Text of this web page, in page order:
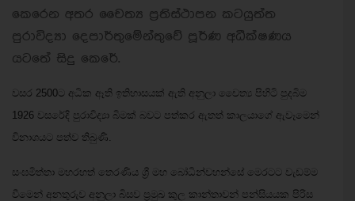
කෙරෙන අතර චෛත්‍ය ප්‍රතිස්ථාපන කටයුත්ත
පුරාවිද්‍යා දෙපාර්තුමේන්තුවේ පූර්ණ අධීක්ෂණය
යටතේ සිදු කෙරේ.
වසර 2500ට අධික ඈති ඉතිහාසයක් ඇති අනුලා චෛත්‍ය පිහිටි පුදබිම
1926 වසරේදි පුරාවිද්‍යා බිමක් බවට පත්කර ඇතත් කාලයාගේ ඇවෑමෙන්
විනාශයට පත්ව තිබුණි.
සංඝමිත්තා මහරහත් තෙරණිය ශ්‍රී මහ බෝධින්වහන්සේ මෙරටට වැඩම්ම
වීමෙන් අනතුරුව අනුලා බිසව ප්‍රමුඛ කුල කාන්තාවන් පන්සියයක පිරිස